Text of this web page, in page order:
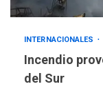
INTERNACIONALES
Incendio
del Sur